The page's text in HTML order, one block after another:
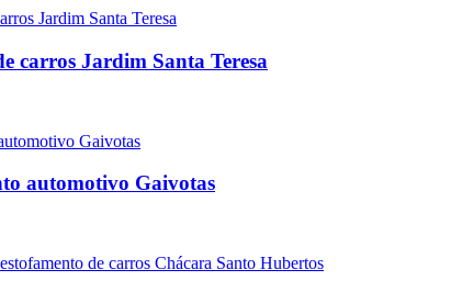
carros Jardim Santa Teresa
automotivo Gaivotas